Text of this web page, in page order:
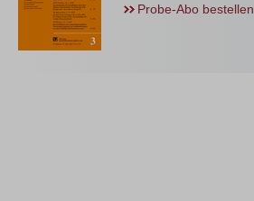
Probe-Abo bestellen